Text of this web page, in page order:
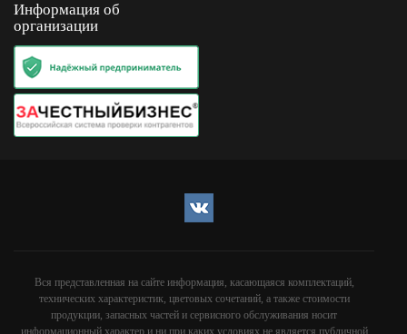
Информация об
организации
Вся представленная на сайте информация, касающаяся комплектаций,
технических характеристик, цветовых сочетаний, а также стоимости
продукции, запасных частей и сервисного обслуживания носит